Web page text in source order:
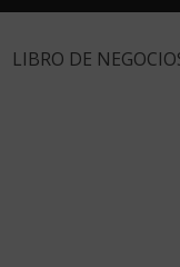
LIBRO DE